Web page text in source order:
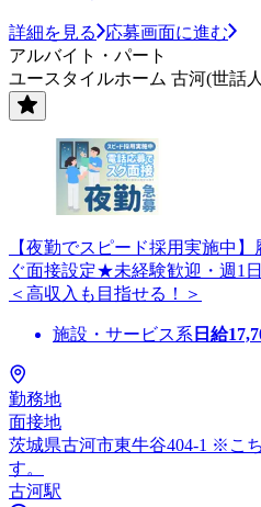
詳細を見る
応募画面に進む
アルバイト・パート
ユースタイルホーム 古河(世話
【夜勤でスピード採用実施中
ぐ面接設定★未経験歓迎・週1
＜高収入も目指せる！＞
施設・サービス系 日給
勤務地
面接地
茨城県古河市東牛谷404-1 ※こ
す。
古河駅